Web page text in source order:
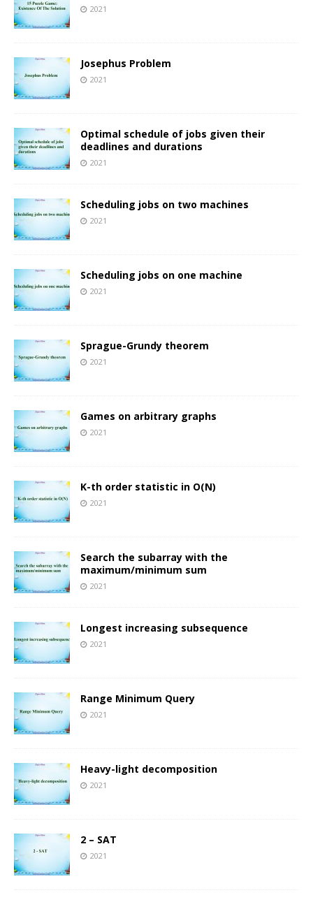
2021
Josephus Problem
2021
Optimal schedule of jobs given their
deadlines and durations
2021
Scheduling jobs on two machines
2021
Scheduling jobs on one machine
2021
Sprague-Grundy theorem
2021
Games on arbitrary graphs
2021
K-th order statistic in O(N)
2021
Search the subarray with the
maximum/minimum sum
2021
Longest increasing subsequence
2021
Range Minimum Query
2021
Heavy-light decomposition
2021
2 – SAT
2021